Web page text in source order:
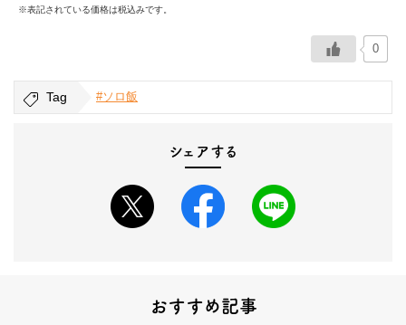
※表記されている価格は税込みです。
0
Tag #ソロ飯
シェアする
おすすめ記事